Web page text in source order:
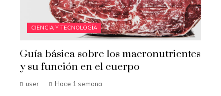
CIENCIA Y TECNOLOGÍA
Guía básica sobre los macronutrientes
y su función en el cuerpo
user Hace 1 semana